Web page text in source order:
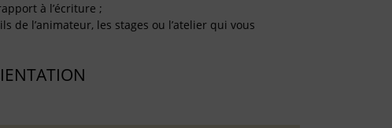
à l’écriture ;
de l’animateur, les stages ou l’atelier qui vous